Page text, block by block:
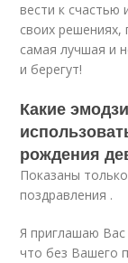
вести к счастью
своих
самая лучшая и
и берегут!
Какие
рождения
Показаны
поздравления .
Я приглашаю Вас
что без Вашего